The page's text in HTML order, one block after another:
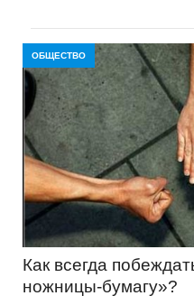
ОБЩЕСТВО
Как всегда
ножницы-бумагу»?